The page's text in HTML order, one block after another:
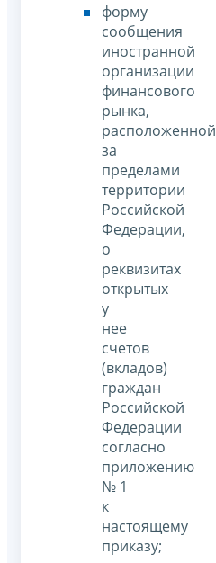
форму
сообщения
иностранной
организации
финансового
рынка,
расположенной
за
пределами
территории
Российской
Федерации,
о
реквизитах
открытых
у
нее
счетов
(вкладов)
граждан
Российской
Федерации
согласно
приложению
№ 1
к
настоящему
приказу;